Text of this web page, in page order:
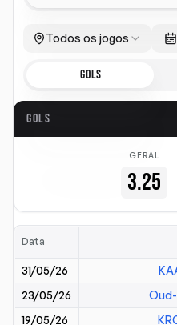
Todos os jogos
GOLS
GOLS
GERAL
3.25
Data
31/05/26
23/05/26
19/05/26